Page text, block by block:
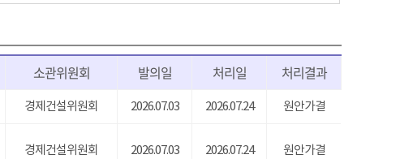
소관위원회 발의일 처리일 처리결과
경제건설위원회 2026.07.03 2026.07.24 원안가결
경제건설위원회 2026.07.03 2026.07.24 원안가결